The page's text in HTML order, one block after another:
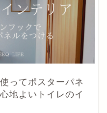
ってポスターパネ
地よいトイレのイ